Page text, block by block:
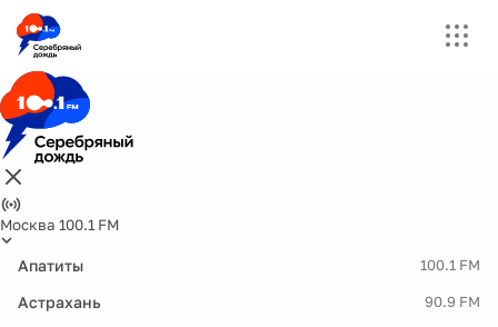
Москва 100.1 FM
Апатиты 100.1 FM
Астрахань 90.9 FM